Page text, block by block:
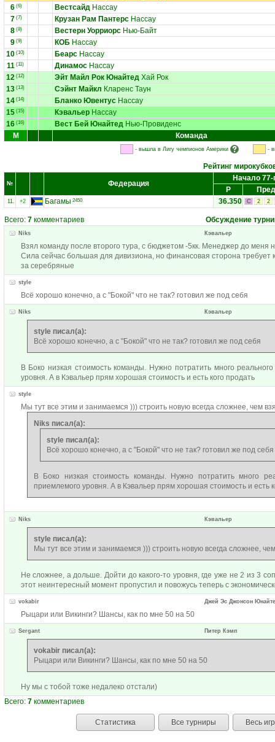
6 (6) Вестсайд Нассау
7 (7) Крузан Рам Пантерс Нассау
8 (8) Вестерн Уорриорс Нью-Байт
9 (9) КОБ Нассау
10 (10) Беарс Нассау
11 (11) Динамос Нассау
12 (12) Эйт Майл Рок Юнайтед Хай Рок
13 (13) Сэйнт Майкл Кларенс Таун
14 (14) Бланко Ювентус Нассау
15 (15) Кэвальер Нассау
16 (16) Вест Бей Юнайтед Нью-Провиденс
М
Команда
- вышла в Лигу чемпионов Америки -
Рейтинг
№ Федерация
Начало 77-
Р
11. +2 Багамы 2450 36.350 С 2 2
Всего: 7 комментариев Обсуждение
Niks Кэвальер
Взял команду после второго тура, с бюджетом -5кк. Менеджер до меня
Сила сейчас большая для дивизиона, но финансовая сторона требует
за серебряные
style
Всё хорошо конечно, а с "Бокой" что не так? готовил же под себя
Niks Кэвальер
style писал(а):
Всё хорошо конечно, а с "Бокой" что не так? готовил же под себя
В Боко низкая стоимость команды. Нужно потратить много
уровня. А в Кэвальер прям хорошая стоимость и есть кого продать
style
Мы тут все этим и занимаемся ))) строить новую всегда сложнее, чем
Niks писал(а):
style писал(а):
Всё хорошо конечно, а с "Бокой" что не так? готовил же под себя
В Боко низкая стоимость команды. Нужно потратить много
приемлемого уровня. А в Кэвальер прям хорошая стоимость и есть
Niks Кэвальер
style писал(а):
Мы тут все этим и занимаемся ))) строить новую всегда сложнее, чем
Не сложнее, а дольше. Дойти до какого-то уровня, где уже не 2 из 3
этот неинтересный момент пропустил и повожусь теперь с
vokabir Джей Эс Джонсон
Рыцари или Викинги? Шансы, как по мне 50 на 50
Sergant Питер Кэмп
vokabir писал(а):
Рыцари или Викинги? Шансы, как по мне 50 на 50
Ну мы с тобой тоже недалеко отстали)
Всего: 7 комментариев
Статистика Все турниры Весь